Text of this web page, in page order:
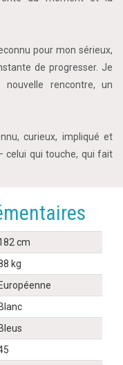
pour mon sérieux,
de progresser. Je
rencontre, un
curieux, impliqué et
celui qui touche, qui fait
cm
kg
Européenne
Blanc
Bleus